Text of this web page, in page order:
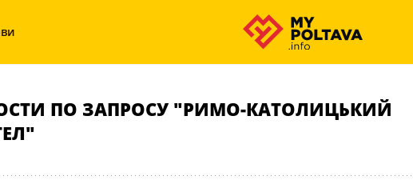
ПО ЗАПРОСУ "РИМО-КАТОЛИЦЬКИЙ